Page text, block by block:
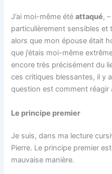
J’ai moi-même étéattaqué,
particulièrement sensibles et
alors que mon épouse était
que j’étais moi-même
encore très précisément du
ces critiques blessantes, il y
question est comment réagir
Le principe premier
Je suis, dans ma lecture
Pierre. Le principe premier
mauvaise manière.